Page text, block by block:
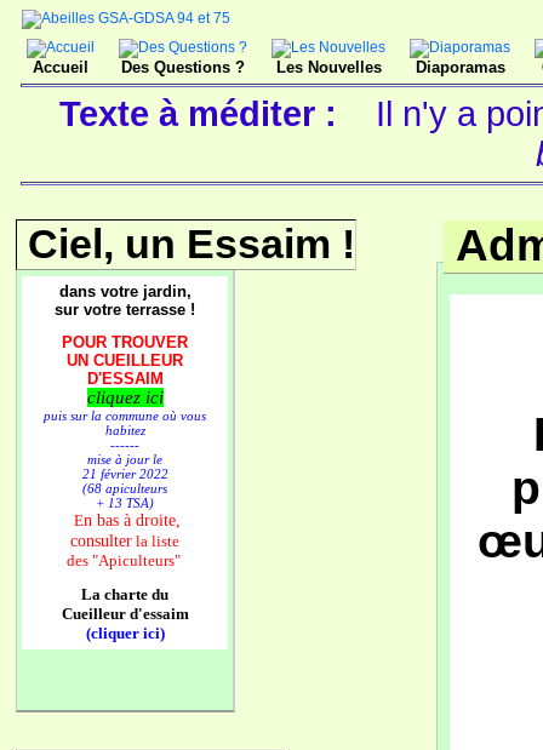
Accueil Des Questions ? Les Nouvelles Diaporamas
Texte à méditer :
Il n'y a
Ciel, un Essaim !
dans votre jardin,
sur votre terrasse !
POUR TROUVER
UN CUEILLEUR
D'ESSAIM
cliquez ici
puis sur la commune où vous
habitez
------
mise à jour le
21 février 2022
(68 apiculteurs
+ 13 TSA)
En bas à droite,
consulter la liste
des "Apiculteurs"
La charte du
Cueilleur d'essaim
(cliquer ici)